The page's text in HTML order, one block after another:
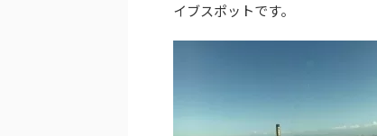
イブスポットです。